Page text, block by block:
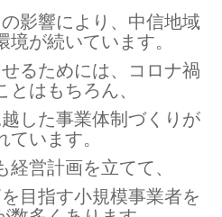
影響により、中信地域
境が続いています。
るためには、コロナ禍
とはもちろん、
した事業体制づくりが
ています。
営計画を立てて、
目指す小規模事業者を